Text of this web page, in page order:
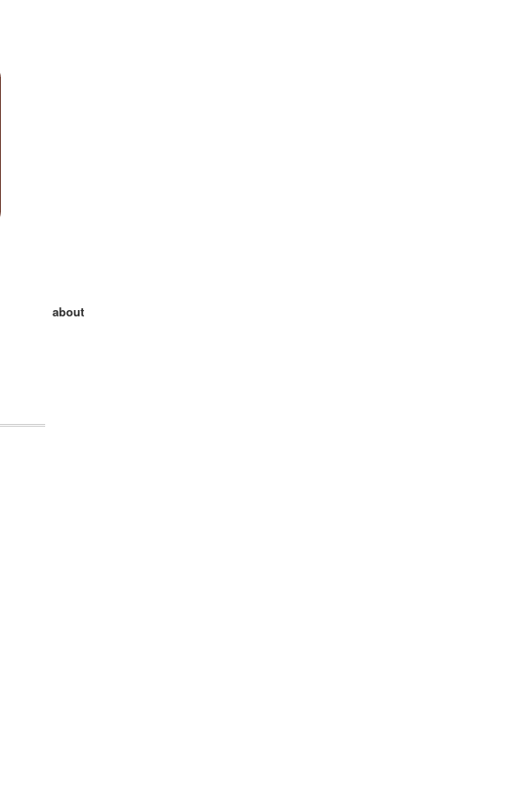
about